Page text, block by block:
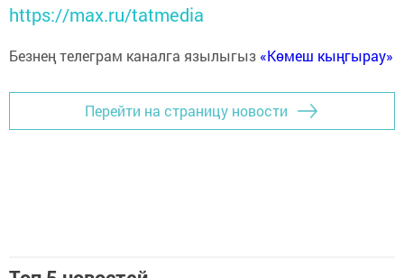
https://max.ru/tatmedia
Безнең телеграм каналга язылыгыз «Көмеш кыңгырау»
Перейти на страницу новости